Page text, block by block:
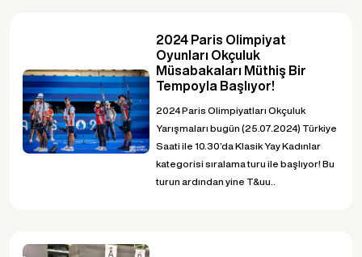
2024 Paris Olimpiyat
Oyunları Okçuluk
Müsabakaları Müthiş Bir
Tempoyla Başlıyor!
2024 Paris Olimpiyatları Okçuluk
Yarışmaları bugün (25.07.2024) Türkiye
Saati ile 10.30’da Klasik Yay Kadınlar
kategorisi sıralama turu ile başlıyor! Bu
turun ardından yine T&uu..